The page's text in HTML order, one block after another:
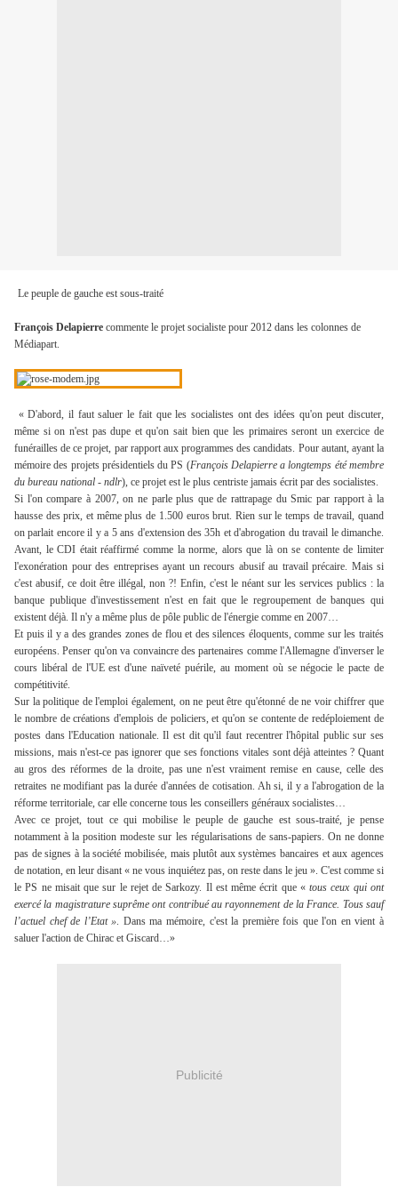
Le peuple de gauche est sous-traité
François Delapierre commente le projet socialiste pour 2012 dans les colonnes de
Médiapart.
« D'abord, il faut saluer le fait que les socialistes ont des idées qu'on peut discuter,
même si on n'est pas dupe et qu'on sait bien que les primaires seront un exercice de
funérailles de ce projet, par rapport aux programmes des candidats. Pour autant, ayant la
mémoire des projets présidentiels du PS (François Delapierre a longtemps été membre
du bureau national - ndlr), ce projet est le plus centriste jamais écrit par des socialistes.
Si l'on compare à 2007, on ne parle plus que de rattrapage du Smic par rapport à la
hausse des prix, et même plus de 1.500 euros brut. Rien sur le temps de travail, quand
on parlait encore il y a 5 ans d'extension des 35h et d'abrogation du travail le dimanche.
Avant, le CDI était réaffirmé comme la norme, alors que là on se contente de limiter
l'exonération pour des entreprises ayant un recours abusif au travail précaire. Mais si
c'est abusif, ce doit être illégal, non ?! Enfin, c'est le néant sur les services publics : la
banque publique d'investissement n'est en fait que le regroupement de banques qui
existent déjà. Il n'y a même plus de pôle public de l'énergie comme en 2007…
Et puis il y a des grandes zones de flou et des silences éloquents, comme sur les traités
européens. Penser qu'on va convaincre des partenaires comme l'Allemagne d'inverser le
cours libéral de l'UE est d'une naïveté puérile, au moment où se négocie le pacte de
compétitivité.
Sur la politique de l'emploi également, on ne peut être qu'étonné de ne voir chiffrer que
le nombre de créations d'emplois de policiers, et qu'on se contente de redéploiement de
postes dans l'Education nationale. Il est dit qu'il faut recentrer l'hôpital public sur ses
missions, mais n'est-ce pas ignorer que ses fonctions vitales sont déjà atteintes ? Quant
au gros des réformes de la droite, pas une n'est vraiment remise en cause, celle des
retraites ne modifiant pas la durée d'années de cotisation. Ah si, il y a l'abrogation de la
réforme territoriale, car elle concerne tous les conseillers généraux socialistes…
Avec ce projet, tout ce qui mobilise le peuple de gauche est sous-traité, je pense
notamment à la position modeste sur les régularisations de sans-papiers. On ne donne
pas de signes à la société mobilisée, mais plutôt aux systèmes bancaires et aux agences
de notation, en leur disant « ne vous inquiétez pas, on reste dans le jeu ». C'est comme si
le PS ne misait que sur le rejet de Sarkozy. Il est même écrit que «tous ceux qui ont
exercé la magistrature suprême ont contribué au rayonnement de la France. Tous sauf
l’actuel chef de l’Etat ». Dans ma mémoire, c'est la première fois que l'on en vient à
saluer l'action de Chirac et Giscard…»
Publicité